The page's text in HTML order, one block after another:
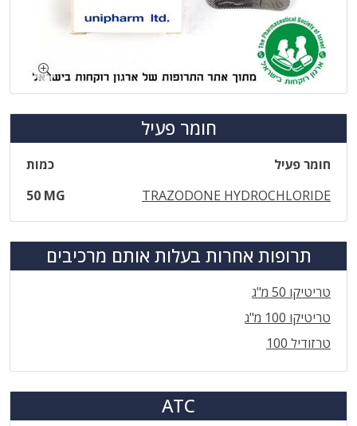
חומר פעיל
חומר פעיל
כמות
TRAZODONE HYDROCHLORIDE
50 MG
תרופות אחרות בעלות אותם מרכיבים
טריטיקו 50 מ"ג
טריטיקו 100 מ"ג
טרזודיל 100
ATC